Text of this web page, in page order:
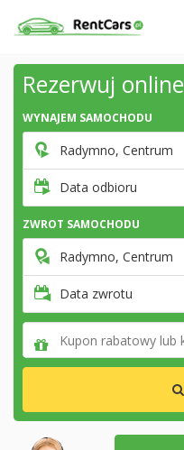
Rezerwuj online
WYNAJEM SAMOCHODU
Radymno, Centrum
Data odbioru
ZWROT SAMOCHODU
Radymno, Centrum
Data zwrotu